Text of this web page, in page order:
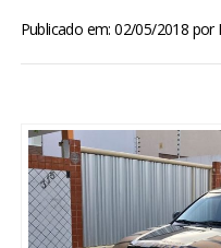
ESPORTES
ENTRETENIMENTO
Publicado em: 02/05/2018 por